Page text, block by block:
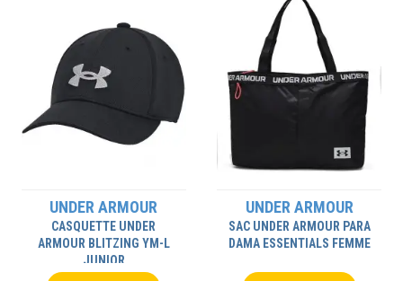
UNDER ARMOUR
CASQUETTE UNDER
ARMOUR BLITZING YM-L
JUNIOR
UNDER ARMOUR
SAC UNDER ARMOUR PARA
DAMA ESSENTIALS FEMME